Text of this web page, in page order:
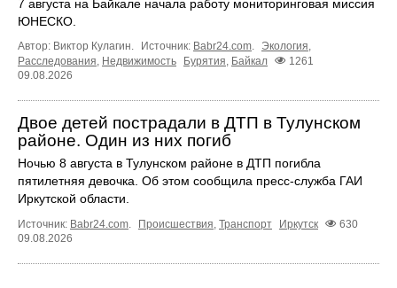
7 августа на Байкале начала работу мониторинговая миссия
ЮНЕСКО.
Автор: Виктор Кулагин. Источник: Babr24.com. Экология,
Расследования, Недвижимость Бурятия, Байкал
1261
09.08.2026
Двое детей пострадали в ДТП в Тулунском
районе. Один из них погиб
Ночью 8 августа в Тулунском районе в ДТП погибла
пятилетняя девочка. Об этом сообщила пресс‑служба ГАИ
Иркутской области.
Источник: Babr24.com. Происшествия, Транспорт Иркутск
630
09.08.2026